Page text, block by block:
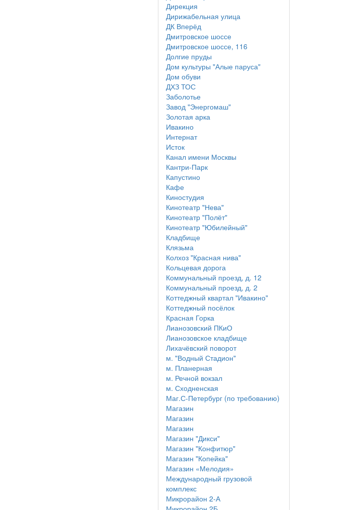
Дирекция
Дирижабельная улица
ДК Вперёд
Дмитровское шоссе
Дмитровское шоссе, 116
Долгие пруды
Дом культуры "Алые паруса"
Дом обуви
ДХЗ ТОС
Заболотье
Завод "Энергомаш"
Золотая арка
Ивакино
Интернат
Исток
Канал имени Москвы
Кантри-Парк
Капустино
Кафе
Киностудия
Кинотеатр "Нева"
Кинотеатр "Полёт"
Кинотеатр "Юбилейный"
Кладбище
Клязьма
Колхоз "Красная нива"
Кольцевая дорога
Коммунальный проезд, д. 12
Коммунальный проезд, д. 2
Коттеджный квартал "Ивакино"
Коттеджный посёлок
Красная Горка
Лианозовский ПКиО
Лианозовское кладбище
Лихачёвский поворот
м. "Водный Стадион"
м. Планерная
м. Речной вокзал
м. Сходненская
Маг.С-Петербург (по требованию)
Магазин
Магазин
Магазин
Магазин "Дикси"
Магазин "Конфитюр"
Магазин "Копейка"
Магазин «Мелодия»
Международный грузовой
комплекс
Микрорайон 2-А